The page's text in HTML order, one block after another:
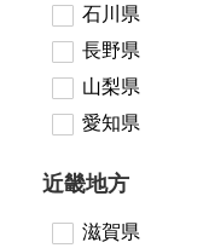
石川県
長野県
山梨県
愛知県
近畿地方
滋賀県